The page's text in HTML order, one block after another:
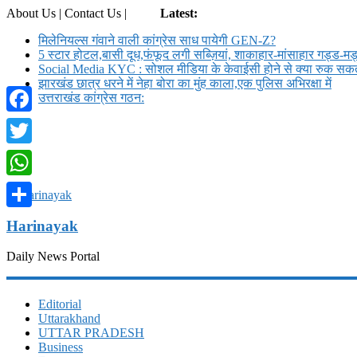
About Us | Contact Us |
Latest:
मिलेनियल्स गंवाने वाली कांग्रेस साध पायेगी GEN-Z?
5 स्टार होटल,बासी दूध,फंफूद लगी सब्ज़ियां, शाकाहार-मांसाहार गड्ड-
Social Media KYC : सोशल मीडिया के केवाईसी होने से क्या रुक
झारखंड छात्र धरने में नेहा बोरा का मुंह काला,एक पुलिस अभिरक्षा में
उत्तराखंड कांग्रेस गठन:
Harinayak
Daily News Portal
Editorial
Uttarakhand
UTTAR PRADESH
Business
Facebook
Twitter
WhatsApp
Share